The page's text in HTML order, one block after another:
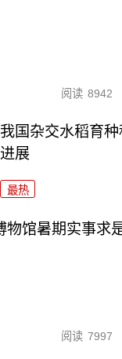
阅读 8942
我国杂交水稻育
进展
最热
物馆暑期实事求
阅读 7997